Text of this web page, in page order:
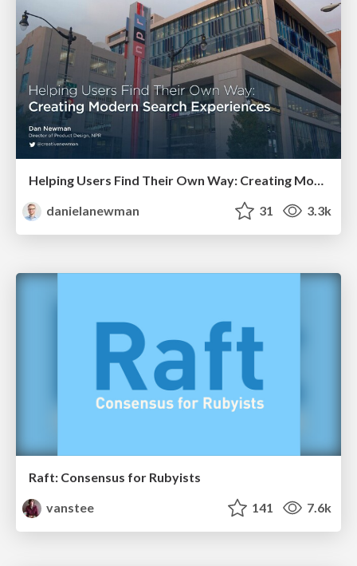
danielanewman
31 3.3k
Raft: Consensus for Rubyists
vanstee
141 7.6k